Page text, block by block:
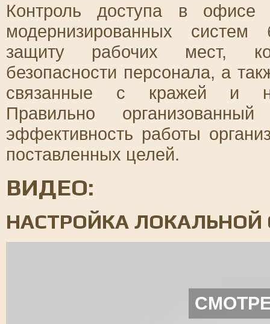
Контроль доступа в офисе
модернизированных систем
защиту рабочих мест,
безопасности персонала, а
связанные с кражей и
Правильно
эффективность работы
поставленных целей.
ВИДЕО:
НАСТРОЙКА ЛОКАЛЬНОЙ